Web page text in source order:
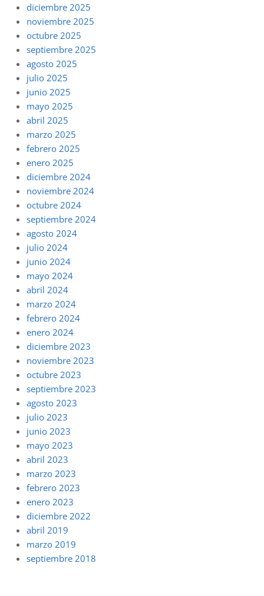
diciembre 2025
noviembre 2025
octubre 2025
septiembre 2025
agosto 2025
julio 2025
junio 2025
mayo 2025
abril 2025
marzo 2025
febrero 2025
enero 2025
diciembre 2024
noviembre 2024
octubre 2024
septiembre 2024
agosto 2024
julio 2024
junio 2024
mayo 2024
abril 2024
marzo 2024
febrero 2024
enero 2024
diciembre 2023
noviembre 2023
octubre 2023
septiembre 2023
agosto 2023
julio 2023
junio 2023
mayo 2023
abril 2023
marzo 2023
febrero 2023
enero 2023
diciembre 2022
abril 2019
marzo 2019
septiembre 2018